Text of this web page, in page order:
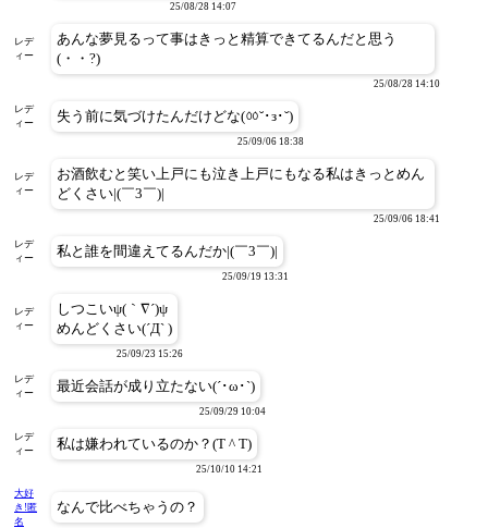
25/08/28 14:07
レデ
ィー
あんな夢見るって事はきっと精算できてるんだと思う
(・・?)
25/08/28 14:10
レデ
ィー
失う前に気づけたんだけどな(ㆀ˘･з･˘)
25/09/06 18:38
レデ
ィー
お酒飲むと笑い上戸にも泣き上戸にもなる私はきっとめん
どくさい|(￣3￣)|
25/09/06 18:41
レデ
ィー
私と誰を間違えてるんだか|(￣3￣)|
25/09/19 13:31
レデ
ィー
しつこいψ(｀∇´)ψ
めんどくさい(´Д` )
25/09/23 15:26
レデ
ィー
最近会話が成り立たない(´･ω･`)
25/09/29 10:04
レデ
ィー
私は嫌われているのか？(T ^ T)
25/10/10 14:21
大好
き!匿
名
なんで比べちゃうの？